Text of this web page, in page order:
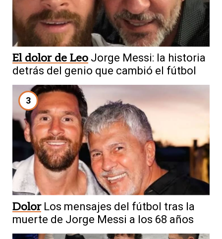
El dolor de Leo Jorge Messi: la historia
detrás del genio que cambió el fútbol
3
Dolor Los mensajes del fútbol tras la
muerte de Jorge Messi a los 68 años